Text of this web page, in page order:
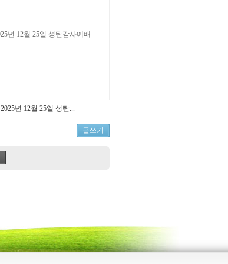
2025년 12월 25일 성탄...
글쓰기